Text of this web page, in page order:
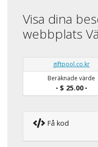
Visa dina
webbplats
giftpool.co.kr
Beräknade värde
• $ 25.00•
Få kod